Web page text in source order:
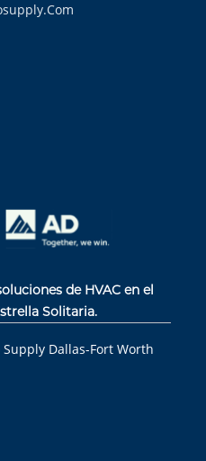
de HVAC en el
Solitaria.
Supply Dallas-Fort Worth